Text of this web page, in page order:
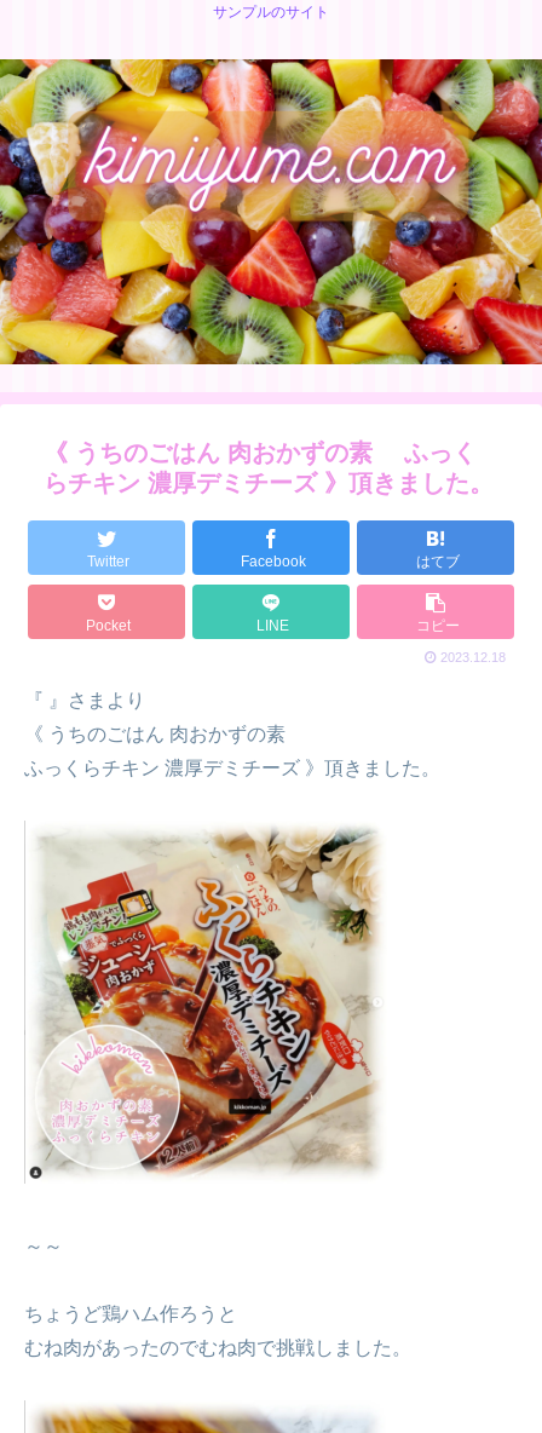
サンプルのサイト
《 うちのごはん 肉おかずの素 ふっく
らチキン 濃厚デミチーズ 》⁡⁡⁡⁡頂きました。
Twitter Facebook はてブ
Pocket LINE コピー
2023.12.18
『 』⁡さまより
《 うちのごはん 肉おかずの素
ふっくらチキン 濃厚デミチーズ 》⁡⁡⁡⁡頂きました。
～～
ちょうど鶏ハム作ろうと
むね肉があったのでむね肉で挑戦しました。